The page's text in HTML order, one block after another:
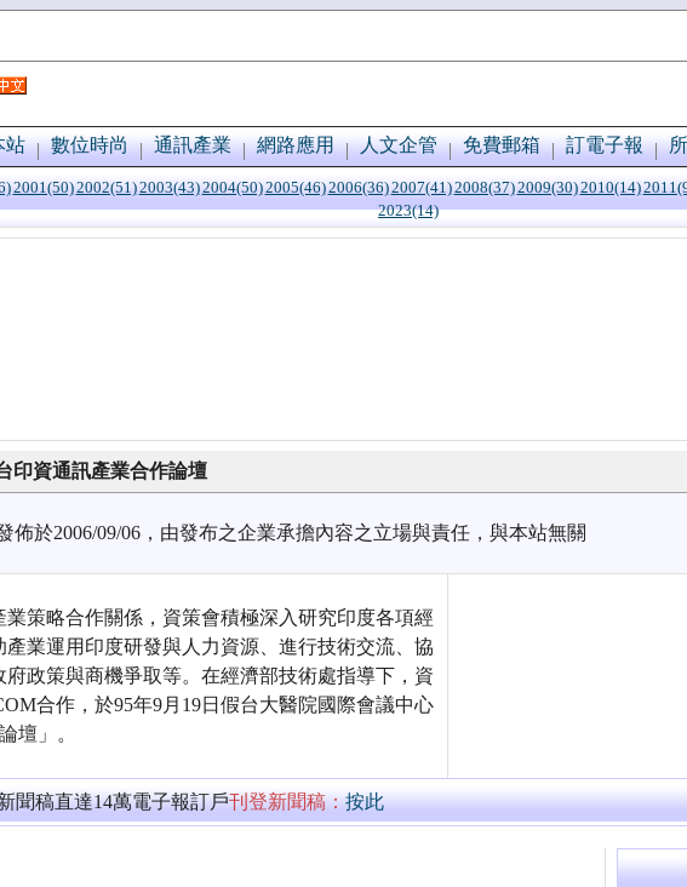
站 數位時尚 通訊產業 網路應用 人文企管 免費郵箱 訂電子報
2001(50)2002(51)2003(43)2004(50)2005(46)2006(36)2007(41)2008(37)2009(30)2010(14)
2023(14)
印資通訊產業合作論壇
佈於2006/09/06，由發布之企業承擔內容之立場與責任，與本站無關
策略合作關係，資策會積極深入研究印度各項經
業運用印度研發與人力資源、進行技術交流、協
政策與商機爭取等。在經濟部技術處指導下，資
合作，於95年9月19日假台大醫院國際會議中心
壇」。
聞稿直達14萬電子報訂戶刊登新聞稿：按此